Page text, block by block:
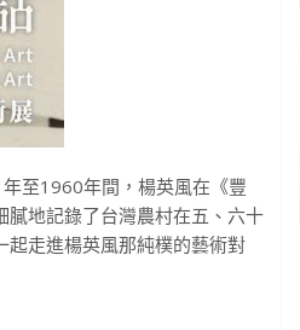
至1960年間，楊英風在《豐
地記錄了台灣農村在五、六十
起走進楊英風那純樸的藝術對